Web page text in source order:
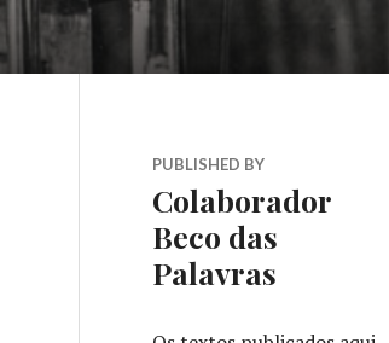
PUBLISHED BY
Colaborador
Beco das
Palavras